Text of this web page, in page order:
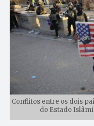
Conflitos entre os dois
do Estado